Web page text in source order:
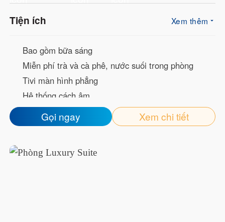
Tiện ích Xem thêm
Bao gồm bữa sáng
Miễn phí trà và cà phê, nước suối trong phòng
Tivi màn hình phẳng
Hệ thống cách âm
Welcome Drink
Mạng wifi tốc độ cao
Minibar
Gọi ngay Xem chi tiết